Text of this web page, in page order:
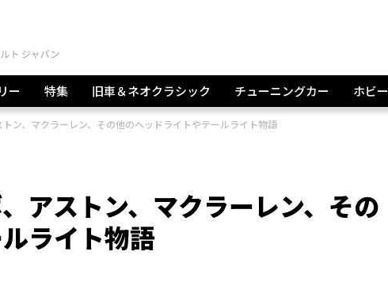
ー 特集 旧車＆ネオクラシック チューニングカー ホビー
ン、マクラーレン、その他のヘッドライトやテールライト物語
アストン、マクラーレン、その
ライト物語